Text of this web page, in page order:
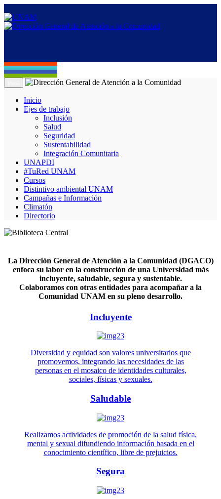
Inicio
Ejes de trabajo
Inclusión
Salud
Seguridad
Sustentabilidad
Integración Comunitaria
UNAPDI
#TuRed UNAM
Cursos
Distintivo ambiental UNAM
Campañas e Información
Climatón
Directorio
La Dirección General de Atención a la Comunidad (DGACO)
enfoca su labor en la construcción de una Universidad más
incluyente, saludable, segura y sustentable.
Colaboramos con otras entidades para acompañar a la
Comunidad UNAM en su pleno desarrollo.
Incluyente
Diversidad y equidad son valores universitarios que
promovemos, integrando las necesidades de las
personas en el mosaico de identidades culturales,
sociales, físicas y sexuales.
Saludable
Realizamos actividades de promoción de la salud física,
mental y sexual difundiendo información basada en el
conocimiento científico, libre de prejuicios.
Segura